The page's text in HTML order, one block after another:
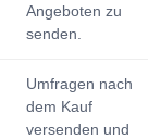
Angeboten zu
senden.
Umfragen nach
dem Kauf
versenden und